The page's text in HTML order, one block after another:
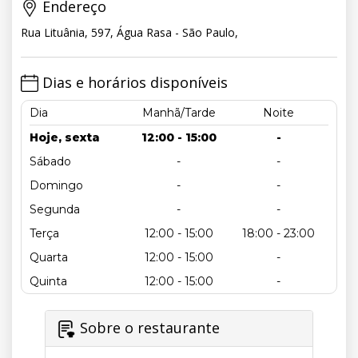
Endereço
Rua Lituânia, 597, Água Rasa - São Paulo,
Dias e horários disponíveis
Dia Manhã/Tarde
Noite
Hoje, sexta
12:00 - 15:00
-
Sábado
-
-
Domingo
-
-
Segunda
-
-
Terça
12:00 - 15:00
18:00 - 23:00
Quarta
12:00 - 15:00
-
Quinta
12:00 - 15:00 -
Sobre o restaurante